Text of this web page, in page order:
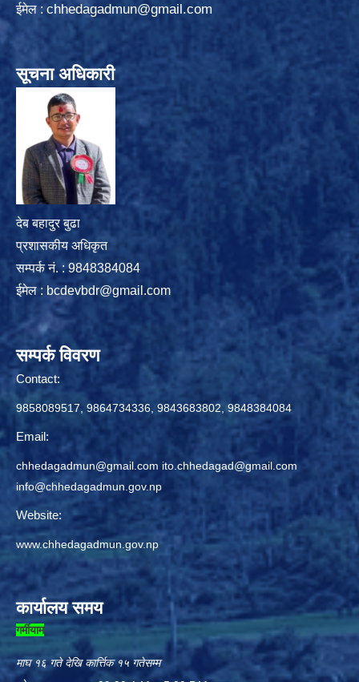
ईमेल : chhedagadmun@gmail.com
सूचना अधिकारी
देब बहादुर बुढा
प्रशासकीय अधिकृत
सम्पर्क नं. : 9848384084
ईमेल : bcdevbdr@gmail.com
सम्पर्क विवरण
Contact:
9858089517, 9864734336, 9843683802, 9848384084
Email:
chhedagadmun@gmail.com ito.chhedagad@gmail.com
info@chhedagadmun.gov.np
Website:
www.chhedagadmun.gov.np
कार्यालय समय
गर्मीयाम
माघ १६ गते देखि कार्त्तिक १५ गतेसम्म